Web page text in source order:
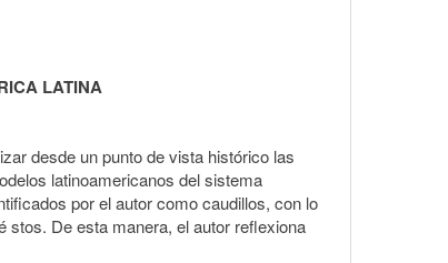
LATINA
desde un punto de vista histórico las
latinoamericanos del sistema
por el autor como caudillos, con lo
stos. De esta manera, el autor reflexiona